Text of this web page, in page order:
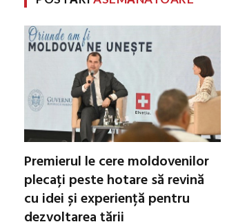
Premierul le cere moldovenilor
plecați peste hotare să revină
cu idei și experiență pentru